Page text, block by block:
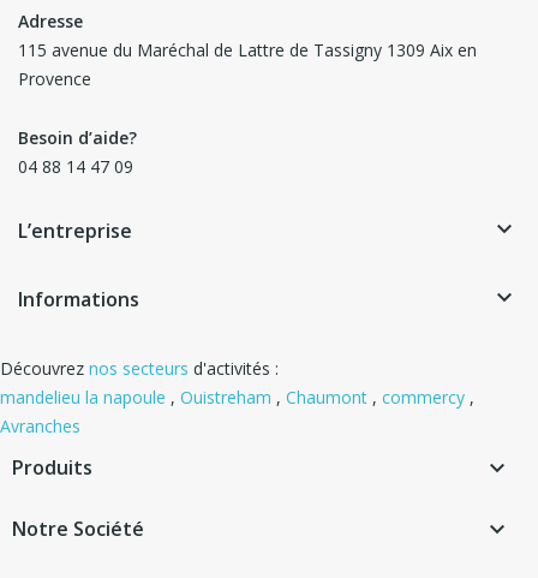
Adresse
115 avenue du Maréchal de Lattre de Tassigny 1309 Aix en
Provence
Besoin d’aide?
04 88 14 47 09
L’entreprise keyboard_arrow_down
Informations keyboard_arrow_down
Découvrez nos secteurs d'activités :
mandelieu la napoule , Ouistreham , Chaumont , commercy ,
Avranches
Produits 
Notre Société 